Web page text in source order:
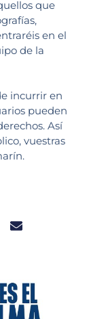
que
en el
de la
incurrir en
pueden
Así
vuestras